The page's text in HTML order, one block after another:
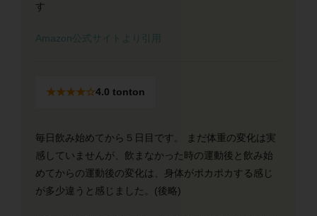
す
Amazon公式サイトより引用
★★★★☆4.0 tonton
毎日飲み始めてから５日目です。 まだ体重の変化は実
感していませんが、飲まなかった時の運動後と飲み始
めてからの運動後の変化は、身体がポカポカする感じ
が多少違うと感じました。(後略)